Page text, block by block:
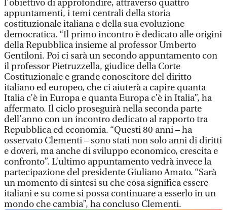
l’obiettivo di approfondire, attraverso quattro
appuntamenti, i temi centrali della storia
costituzionale italiana e della sua evoluzione
democratica. “Il primo incontro è dedicato alle origini
della Repubblica insieme al professor Umberto
Gentiloni. Poi ci sarà un secondo appuntamento con
il professor Pietruzzella, giudice della Corte
Costituzionale e grande conoscitore del diritto
italiano ed europeo, che ci aiuterà a capire quanta
Italia c’è in Europa e quanta Europa c’è in Italia”, ha
affermato. Il ciclo proseguirà nella seconda parte
dell’anno con un incontro dedicato al rapporto tra
Repubblica ed economia. “Questi 80 anni – ha
osservato Clementi – sono stati non solo anni di diritti
e doveri, ma anche di sviluppo economico, crescita e
confronto”. L’ultimo appuntamento vedrà invece la
partecipazione del presidente Giuliano Amato. “Sarà
un momento di sintesi su che cosa significa essere
italiani e su come si possa continuare a esserlo in un
mondo che cambia”, ha concluso Clementi.